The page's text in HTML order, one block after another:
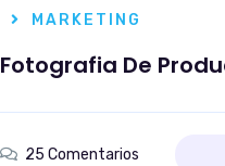
MARKETING
Fotografia De
25 Comentarios